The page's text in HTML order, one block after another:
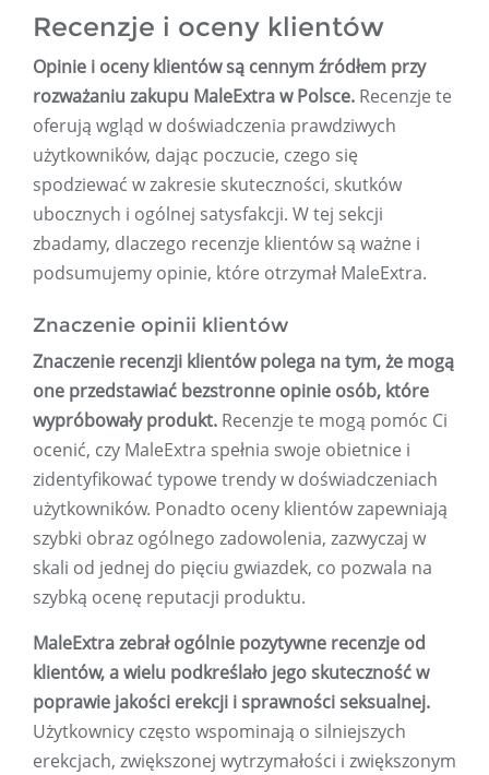
Recenzje i oceny klientów
Opinie i oceny klientów są cennym źródłem przy
rozważaniu zakupu MaleExtra w Polsce. Recenzje te
oferują wgląd w doświadczenia prawdziwych
użytkowników, dając poczucie, czego się
spodziewać w zakresie skuteczności, skutków
ubocznych i ogólnej satysfakcji. W tej sekcji
zbadamy, dlaczego recenzje klientów są ważne i
podsumujemy opinie, które otrzymał MaleExtra.
Znaczenie opinii klientów
Znaczenie recenzji klientów polega na tym, że mogą
one przedstawiać bezstronne opinie osób, które
wypróbowały produkt. Recenzje te mogą pomóc Ci
ocenić, czy MaleExtra spełnia swoje obietnice i
zidentyfikować typowe trendy w doświadczeniach
użytkowników. Ponadto oceny klientów zapewniają
szybki obraz ogólnego zadowolenia, zazwyczaj w
skali od jednej do pięciu gwiazdek, co pozwala na
szybką ocenę reputacji produktu.
MaleExtra zebrał ogólnie pozytywne recenzje od
klientów, a wielu podkreślało jego skuteczność w
poprawie jakości erekcji i sprawności seksualnej.
Użytkownicy często wspominają o silniejszych
erekcjach, zwiększonej wytrzymałości i zwiększonym